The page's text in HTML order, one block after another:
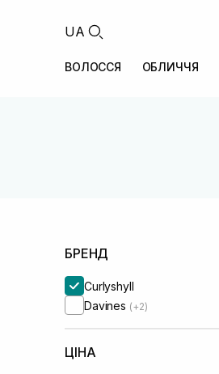
UA
ВОЛОССЯ ОБЛИЧЧЯ
БРЕНД
Curlyshyll
Davines (+2)
ЦІНА